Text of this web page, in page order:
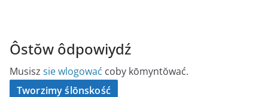
Ôstŏw ôdpowiydź
Musisz sie wlogować coby kōmyntŏwać.
Tworzimy ślōnskość